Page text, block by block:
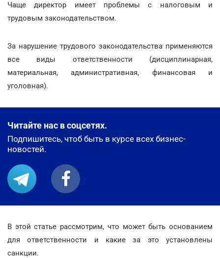
Чаще директор имеет проблемы с налоговым и
трудовым законодательством.
За нарушение трудового законодательства применяются
все виды ответственности (дисциплинарная,
материальная, административная, финансовая и
уголовная).
Читайте нас в соцсетях.
Подпишитесь, чтоб быть в курсе всех бизнес-
новостей.
В этой статье рассмотрим, что может быть основанием
для ответственности и какие за это установлены
санкции.